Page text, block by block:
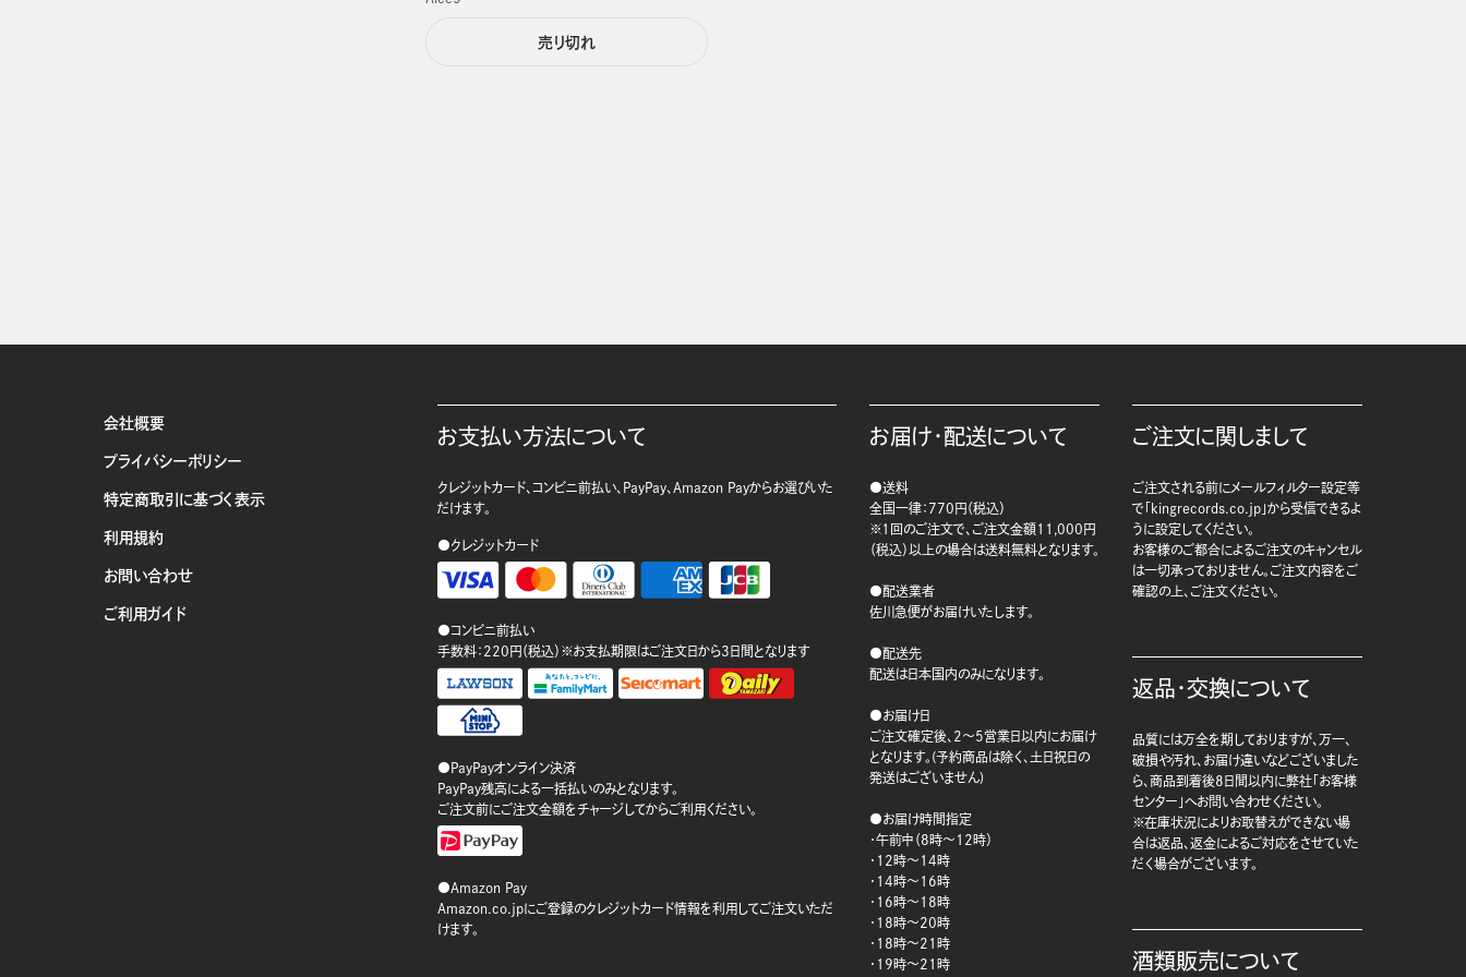
売り切れ
会社概要
プライバシーポリシー
特定商取引に基づく表示
利用規約
お問い合わせ
ご利用ガイド
お支払い方法について
クレジットカード、コンビニ前払い、PayPay、Amazon Payからお選びいた
だけます。
●クレジットカード
●コンビニ前払い
手数料：220円（税込）※お支払期限はご注文日から3日間となります
●PayPayオンライン決済
PayPay残高による一括払いのみとなります。
ご注文前にご注文金額をチャージしてからご利用ください。
●Amazon Pay
Amazon.co.jpにご登録のクレジットカード情報を利用してご注文いただ
けます。
お届け・配送について
●送料
全国一律：770円（税込）
※1回のご注文で、ご注文金額11,000円
（税込）以上の場合は送料無料となります。
●配送業者
佐川急便がお届けいたします。
●配送先
配送は日本国内のみになります。
●お届け日
ご注文確定後、2～5営業日以内にお届け
となります。(予約商品は除く、土日祝日の
発送はございません)
●お届け時間指定
・午前中（8時～12時）
・12時～14時
・14時～16時
・16時～18時
・18時～20時
・18時～21時
・19時～21時
ご注文に関しまして
ご注文される前にメールフィルター設定等
で「kingrecords.co.jp」から受信できるよ
うに設定してください。
お客様のご都合によるご注文のキャンセル
は一切承っておりません。ご注文内容をご
確認の上、ご注文ください。
返品・交換について
品質には万全を期しておりますが、万一、
破損や汚れ、お届け違いなどございました
ら、商品到着後8日間以内に弊社「お客様
センター」へお問い合わせください。
※在庫状況によりお取替えができない場
合は返品、返金によるご対応をさせていた
だく場合がございます。
酒類販売について